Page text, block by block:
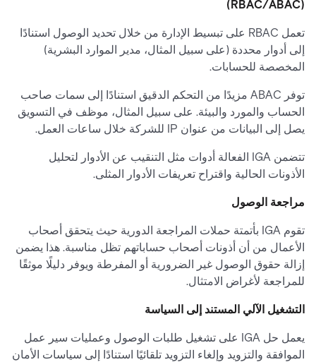
(RBAC/ABAC)
تعمل RBAC على تبسيط الإدارة من خلال تحديد الوصول استنادًا
إلى أدوار محددة (على سبيل المثال، مدير الموارد البشرية)
المخصصة للحسابات.
توفر ABAC مزيدًا من التحكم الدقيق استنادًا إلى سمات صاحب
الحساب والمورد والبيئة. على سبيل المثال، موظف في التسويق
يصل إلى البيانات من عنوان IP للشركة خلال ساعات العمل.
تتضمن IGA الفعالة أدوات مثل التنقيب عن الأدوار لتحليل
الأذونات الحالية واقتراح تعريفات الأدوار المثلى.
مراجعة الوصول
تقوم IGA بأتمتة حملات المراجعة الدورية حيث يتحقق أصحاب
الأعمال من أن أذونات أصحاب حساباتهم تظل مناسبة. هذا يضمن
إزالة حقوق الوصول غير الضرورية أو المفرطة ويوفر دليلًا موثقًا
للمراجعة لأغراض الامتثال.
التشغيل الآلي المستند إلى السياسة
يعمل حل IGA على تشغيل طلبات الوصول وعمليات سير عمل
الموافقة والتزويد وإلغاء التزويد تلقائيًا استنادًا إلى سياسات الأمان